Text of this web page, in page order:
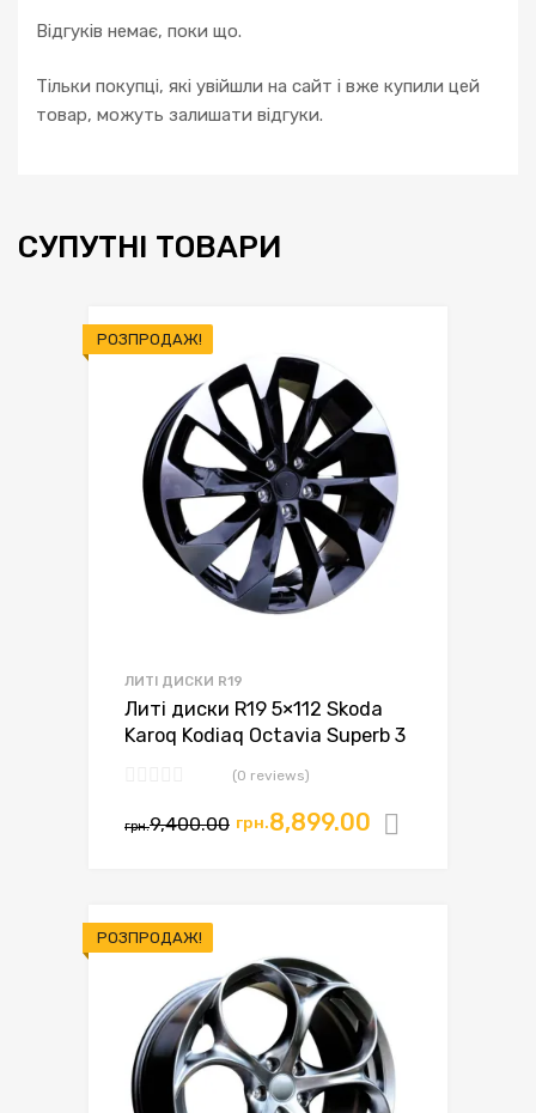
Відгуків немає, поки що.
Тільки покупці, які увійшли на сайт і вже купили цей
товар, можуть залишати відгуки.
СУПУТНІ ТОВАРИ
РОЗПРОДАЖ!
ЛИТІ ДИСКИ R19
Литі диски R19 5×112 Skoda
Karoq Kodiaq Octavia Superb 3
(0 reviews)
грн.9,400.00 грн.8,899.00
РОЗПРОДАЖ!